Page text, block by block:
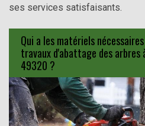
ses services satisfaisants.
Qui a les matériels
travaux d'abattage des arbres
49320 ?